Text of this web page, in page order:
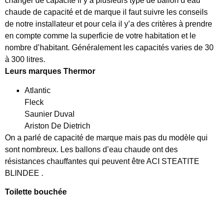
chaude de capacité et de marque il faut suivre les conseils
de notre installateur et pour cela il y’a des critères à prendre
en compte comme la superficie de votre habitation et le
nombre d’habitant. Généralement les capacités varies de 30
à 300 litres.
Leurs marques Thermor
Atlantic
Fleck
Saunier Duval
Ariston De Dietrich
On a parlé de capacité de marque mais pas du modèle qui
sont nombreux. Les ballons d’eau chaude ont des
résistances chauffantes qui peuvent être ACI STEATITE
BLINDEE .
Toilette bouchée